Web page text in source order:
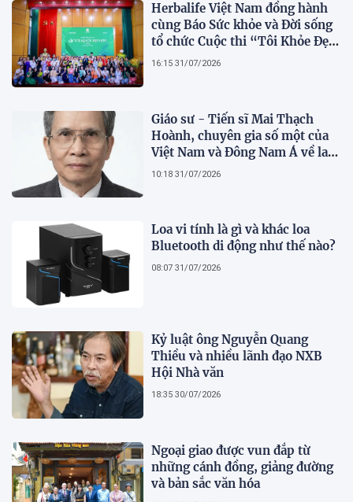
Herbalife Việt Nam đồng hành
cùng Báo Sức khỏe và Đời sống
tổ chức Cuộc thi “Tôi Khỏe Đẹp
Hơn” lần thứ 5 để khuyến khích
16:15 31/07/2026
Giáo sư - Tiến sĩ Mai Thạch
Hoành, chuyên gia số một của
Việt Nam và Đông Nam Á về lai
tạo giống khoai lang hữu tính
10:18 31/07/2026
Loa vi tính là gì và khác loa
Bluetooth di động như thế nào?
08:07 31/07/2026
Kỷ luật ông Nguyễn Quang
Thiều và nhiều lãnh đạo NXB
Hội Nhà văn
18:35 30/07/2026
Ngoại giao được vun đắp từ
những cánh đồng, giảng đường
và bản sắc văn hóa